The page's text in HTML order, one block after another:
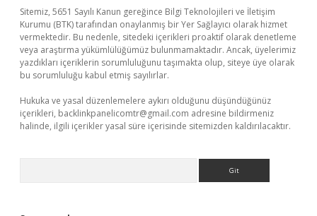
Sitemiz, 5651 Sayılı Kanun gereğince Bilgi Teknolojileri ve İletişim
Kurumu (BTK) tarafından onaylanmış bir Yer Sağlayıcı olarak hizmet
vermektedir. Bu nedenle, sitedeki içerikleri proaktif olarak denetleme
veya araştırma yükümlülüğümüz bulunmamaktadır. Ancak, üyelerimiz
yazdıkları içeriklerin sorumluluğunu taşımakta olup, siteye üye olarak
bu sorumluluğu kabul etmiş sayılırlar.
Hukuka ve yasal düzenlemelere aykırı olduğunu düşündüğünüz
içerikleri, backlinkpanelicomtr@gmail.com adresine bildirmeniz
halinde, ilgili içerikler yasal süre içerisinde sitemizden kaldırılacaktır.